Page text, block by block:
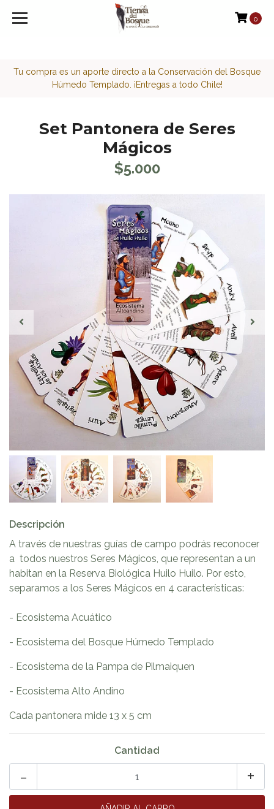
<script>function loadScript(a){var
Tu compra es un aporte directo a la Conservación del Bosque
Húmedo Templado. ¡Entregas a todo Chile!
0
Set Pantonera de Seres
Mágicos
$5.000
Descripción
A través de nuestras guías de campo podrás reconocer
a todos nuestros Seres Mágicos, que representan a un
habitan en la Reserva Biológica Huilo Huilo. Por esto,
separamos a los Seres Mágicos en 4 características:
- Ecosistema Acuático
- Ecosistema del Bosque Húmedo Templado
- Ecosistema de la Pampa de Pilmaiquen
- Ecosistema Alto Andino
Cada pantonera mide 13 x 5 cm
Cantidad
+
-